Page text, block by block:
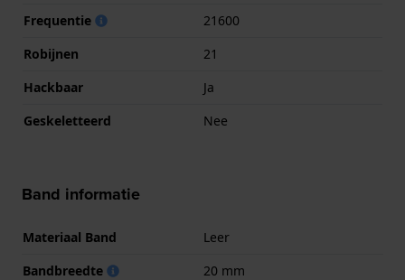
Frequentie
21600
Robijnen
21
Hackbaar
Ja
Geskeletteerd
Nee
Band informatie
Materiaal Band
Leer
Bandbreedte
20 mm